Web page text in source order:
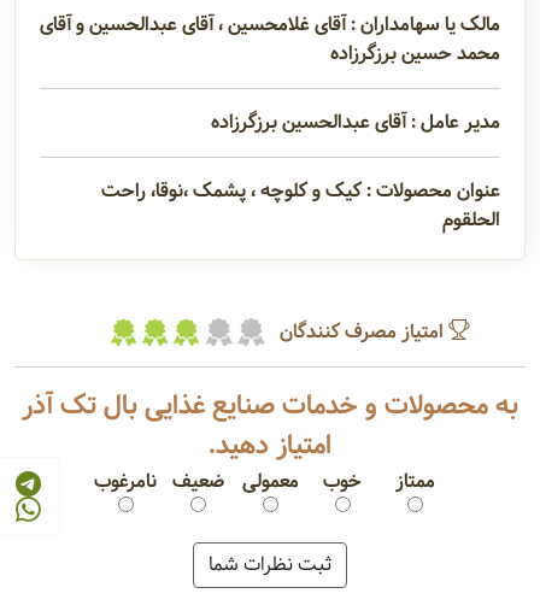
مالک یا سهامداران : آقای غلامحسین ، آقای عبدالحسین و آقای
محمد حسین برزگرزاده
مدیر عامل : آقای عبدالحسین برزگرزاده
عنوان محصولات : کیک و کلوچه ، پشمک ،نوقا، راحت
الحلقوم
امتیاز مصرف کنندگان
به محصولات و خدمات صنایع غذایی بال تک آذر
امتیاز دهید.
نامرغوب ضعیف معمولی خوب ممتاز